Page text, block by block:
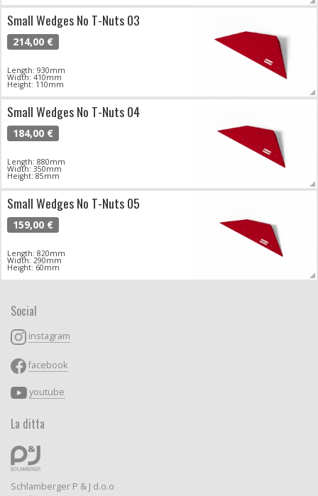
Small Wedges No T-Nuts 03
214,00 €
Length: 930mm
Width: 410mm
Height: 110mm
Small Wedges No T-Nuts 04
184,00 €
Length: 880mm
Width: 350mm
Height: 85mm
Small Wedges No T-Nuts 05
159,00 €
Length: 820mm
Width: 290mm
Height: 60mm
Social
instagram
facebook
youtube
La ditta
Schlamberger P & J d.o.o